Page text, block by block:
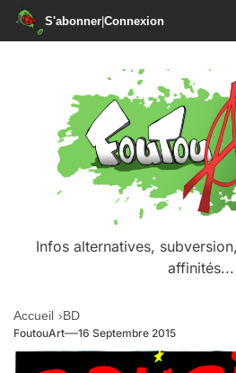
S'abonner|Connexion
Infos alternatives,
affinités...
Accueil BD
FoutouArt 16 Septembre 2015